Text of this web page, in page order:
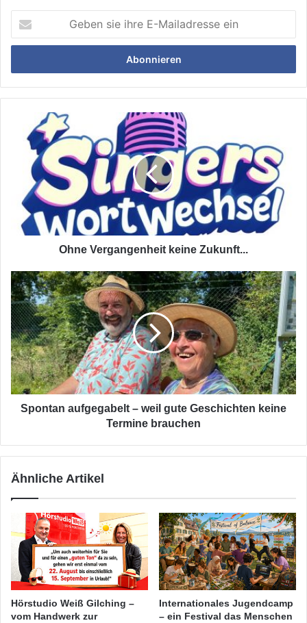
sie
ihre
Mailadresse
ein
Vergangenheit
keine
Zukunft...
Ohne Vergangenheit keine Zukunft...
Spontan
aufgegabelt
–
weil
gute
Geschichten
keine
Termine
brauchen
Spontan aufgegabelt – weil gute Geschichten keine
Termine brauchen
Ähnliche Artikel
Hörstudio Weiß Gilching –
vom Handwerk zur
Internationales Jugendcamp
– ein Festival das Menschen